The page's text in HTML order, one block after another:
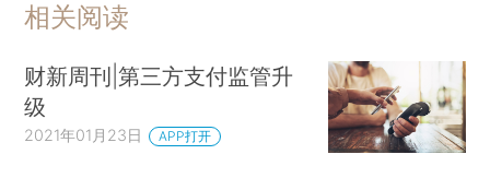
相关阅读
财新周刊|第三方支付监管升
级
2021年01月23日 APP打开